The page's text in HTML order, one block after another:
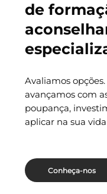
de
Avaliamos
avançamos com
poupança,
aplicar na sua
Conheça-nos